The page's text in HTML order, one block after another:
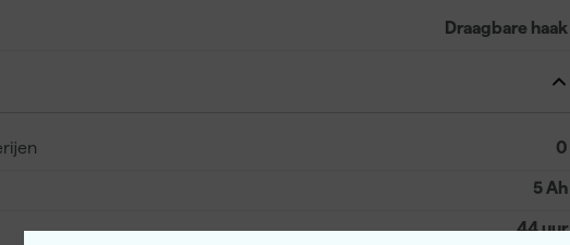
Draagbare haak
0
5 Ah
44 uur